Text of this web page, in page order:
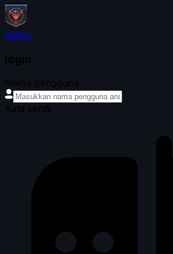
Daftar
login
Nama pengguna
Kata sandi